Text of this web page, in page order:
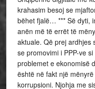
krahasim besoj se
bëhet fjalë… *** Së dyti,
anën më të errët të
aktuale. Që prej ardhjes
se promovimi i PPP-ve
problemet e ekonomisë
është në fakt një
korrupsioni. Njohja me